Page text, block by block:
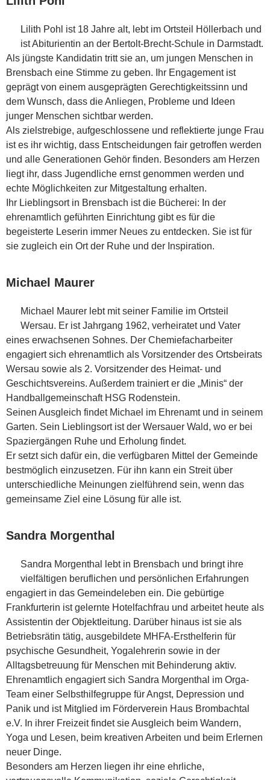
Lilith Pohl ist 18 Jahre alt, lebt im Ortsteil Höllerbach und
ist Abiturientin an der Bertolt-Brecht-Schule in Darmstadt.
Als jüngste Kandidatin tritt sie an, um jungen Menschen in
Brensbach eine Stimme zu geben. Ihr Engagement ist
geprägt von einem ausgeprägten Gerechtigkeitssinn und
dem Wunsch, dass die Anliegen, Probleme und Ideen
junger Menschen sichtbar werden.
Als zielstrebige, aufgeschlossene und reflektierte junge Frau
ist es ihr wichtig, dass Entscheidungen fair getroffen werden
und alle Generationen Gehör finden. Besonders am Herzen
liegt ihr, dass Jugendliche ernst genommen werden und
echte Möglichkeiten zur Mitgestaltung erhalten.
Ihr Lieblingsort in Brensbach ist die Bücherei: In der
ehrenamtlich geführten Einrichtung gibt es für die
begeisterte Leserin immer Neues zu entdecken. Sie ist für
sie zugleich ein Ort der Ruhe und der Inspiration.
Michael Maurer
Michael Maurer lebt mit seiner Familie im Ortsteil
Wersau. Er ist Jahrgang 1962, verheiratet und Vater
eines erwachsenen Sohnes. Der Chemiefacharbeiter
engagiert sich ehrenamtlich als Vorsitzender des Ortsbeirats
Wersau sowie als 2. Vorsitzender des Heimat- und
Geschichtsvereins. Außerdem trainiert er die „Minis“ der
Handballgemeinschaft HSG Rodenstein.
Seinen Ausgleich findet Michael im Ehrenamt und in seinem
Garten. Sein Lieblingsort ist der Wersauer Wald, wo er bei
Spaziergängen Ruhe und Erholung findet.
Er setzt sich dafür ein, die verfügbaren Mittel der Gemeinde
bestmöglich einzusetzen. Für ihn kann ein Streit über
unterschiedliche Meinungen zielführend sein, wenn das
gemeinsame Ziel eine Lösung für alle ist.
Sandra Morgenthal
Sandra Morgenthal lebt in Brensbach und bringt ihre
vielfältigen beruflichen und persönlichen Erfahrungen
engagiert in das Gemeindeleben ein. Die gebürtige
Frankfurterin ist gelernte Hotelfachfrau und arbeitet heute als
Assistentin der Objektleitung. Darüber hinaus ist sie als
Betriebsrätin tätig, ausgebildete MHFA-Ersthelferin für
psychische Gesundheit, Yogalehrerin sowie in der
Alltagsbetreuung für Menschen mit Behinderung aktiv.
Ehrenamtlich engagiert sich Sandra Morgenthal im Orga-
Team einer Selbsthilfegruppe für Angst, Depression und
Panik und ist Mitglied im Förderverein Haus Brombachtal
e.V. In ihrer Freizeit findet sie Ausgleich beim Wandern,
Yoga und Lesen, beim kreativen Arbeiten und beim Erlernen
neuer Dinge.
Besonders am Herzen liegen ihr eine ehrliche,